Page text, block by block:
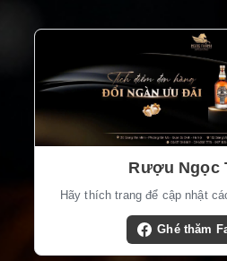
Rượu Ngọc
Hãy thích trang để cập nhật
Ghé thăm